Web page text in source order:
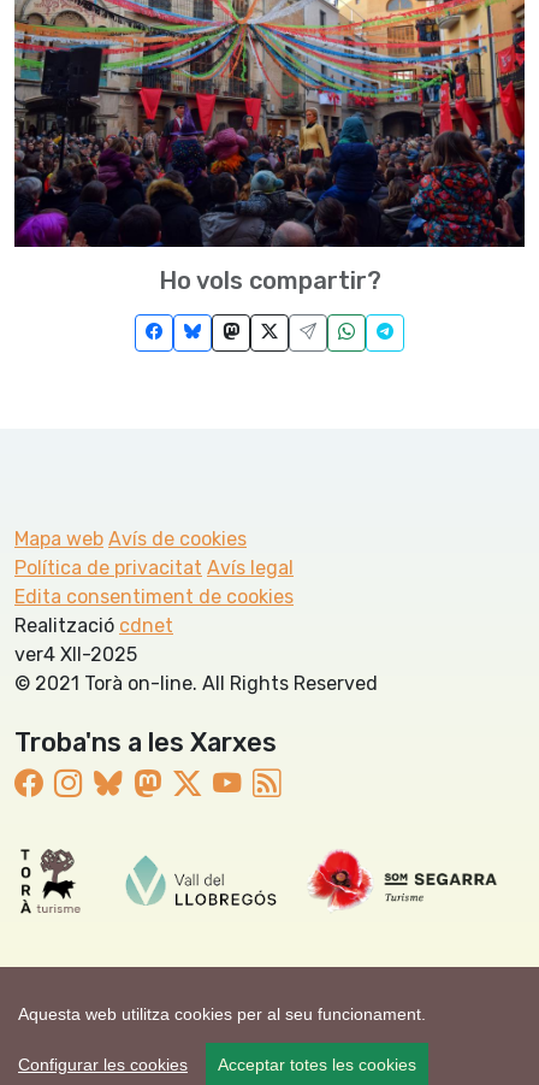
Aquesta web utilitza cookies per al seu funcionament.
Configurar les cookies Acceptar totes les cookies
Ho vols compartir?
Mapa web Avís de cookies
Política de privacitat Avís legal
Edita consentiment de cookies
Realització cdnet
ver4 XII-2025
© 2021 Torà on-line. All Rights Reserved
Troba'ns a les Xarxes